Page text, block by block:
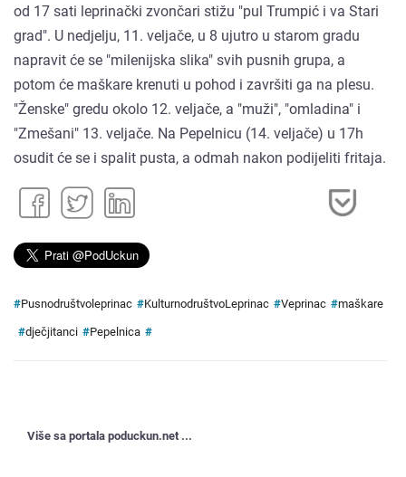
od 17 sati leprinački zvončari stižu "pul Trumpić i va Stari
grad". U nedjelju, 11. veljače, u 8 ujutro u starom gradu
napravit će se "milenijska slika" svih pusnih grupa, a
potom će maškare krenuti u pohod i završiti ga na plesu.
"Ženske" gredu okolo 12. veljače, a "muži", "omladina" i
"Zmešani" 13. veljače. Na Pepelnicu (14. veljače) u 17h
osudit će se i spalit pusta, a odmah nakon podijeliti fritaja.
#Pusnodruštvoleprinac #KulturnodruštvoLeprinac #Veprinac #maškare
#dječjitanci #Pepelnica #
Više sa portala poduckun.net ...